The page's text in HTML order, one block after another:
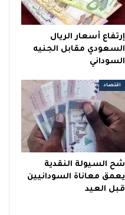
إرتفاع أسعار الريال
السعودي مقابل الجنيه
السوداني
اقتصاد
شح السيولة النقدية
يعمق معاناة السودانيين
قبل العيد